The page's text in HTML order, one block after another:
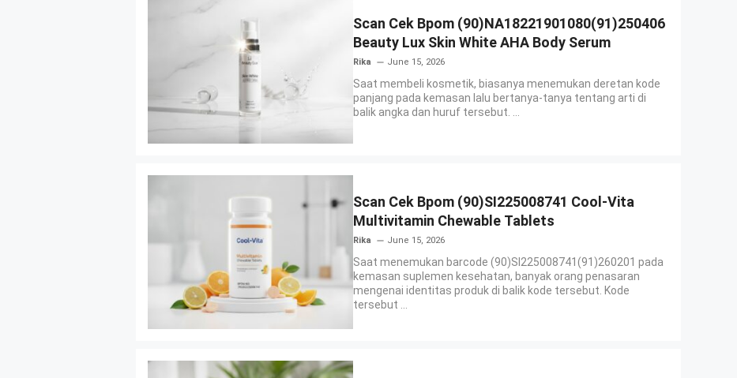
Scan Cek Bpom (90)NA18221901080(91)250406
Beauty Lux Skin White AHA Body Serum
Rika June 15, 2026
Saat membeli kosmetik, biasanya menemukan deretan kode
panjang pada kemasan lalu bertanya-tanya tentang arti di
balik angka dan huruf tersebut. ...
Scan Cek Bpom (90)SI225008741 Cool-Vita
Multivitamin Chewable Tablets
Rika June 15, 2026
Saat menemukan barcode (90)SI225008741(91)260201 pada
kemasan suplemen kesehatan, banyak orang penasaran
mengenai identitas produk di balik kode tersebut. Kode
tersebut ...